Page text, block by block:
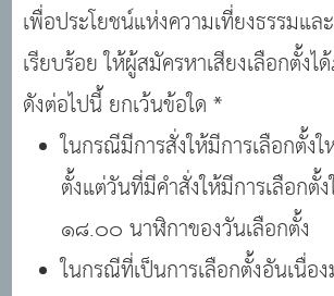
เพื่อประโยชน์แห่งความเที่ยงธรรมแล
เรียบร้อย ให้ผู้สมัครหาเสียงเลือกตั้งไ
ดังต่อไปนี้ ยกเว้นข้อใด *
ในกรณีมีการสั่งให้มีการเลือกตั้ง
ตั้งแต่วันที่มีคำสั่งให้มีการเลือกตั้
๑๘.๐๐ นาฬิกาของวันเลือกตั้ง
ในกรณีที่เป็นการเลือกตั้งอันเนื่อ